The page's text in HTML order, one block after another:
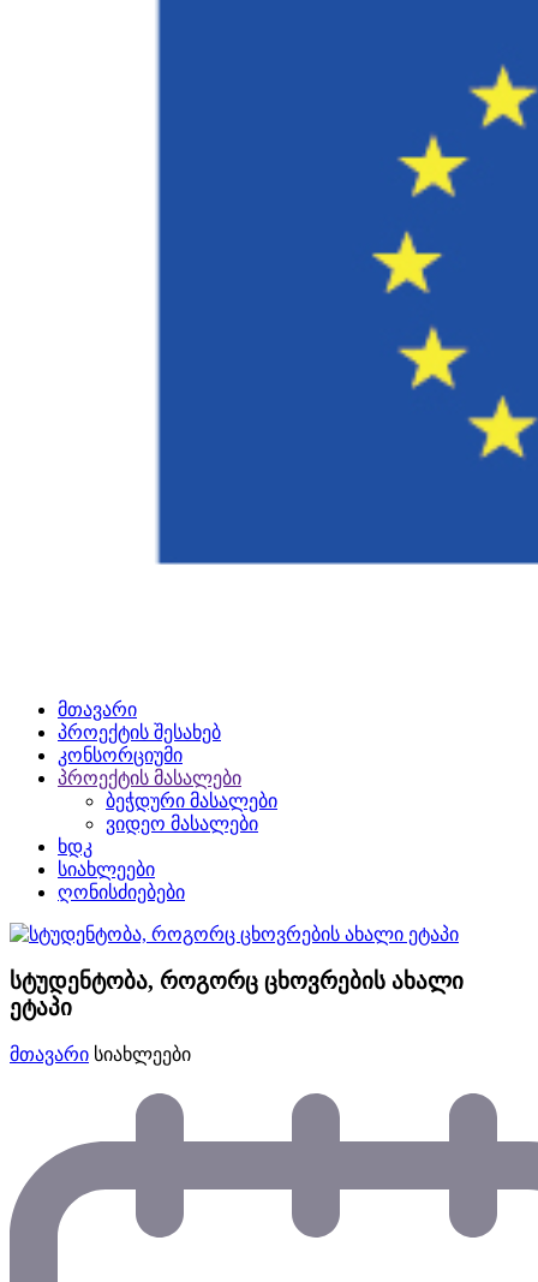
მთავარი
პროექტის შესახებ
კონსორციუმი
პროექტის მასალები
ბეჭდური მასალები
ვიდეო მასალები
ხდკ
სიახლეები
ღონისძიებები
სტუდენტობა, როგორც ცხოვრების ახალი
ეტაპი
მთავარი სიახლეები